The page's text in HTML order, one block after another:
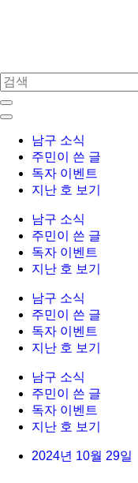
남구 소식
주민이 쓴 글
독자 이벤트
지난 호 보기
남구 소식
주민이 쓴 글
독자 이벤트
지난 호 보기
남구 소식
주민이 쓴 글
독자 이벤트
지난 호 보기
남구 소식
주민이 쓴 글
독자 이벤트
지난 호 보기
2024년 10월 29일